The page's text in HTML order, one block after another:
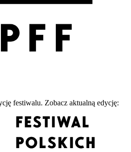
festiwalu. Zobacz aktualną edycję: